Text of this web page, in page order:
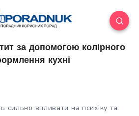
за допомогою колірного
кухні
сильно впливати на психіку та